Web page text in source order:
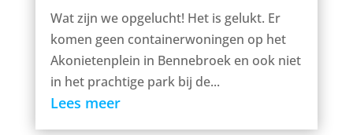
Wat zijn we opgelucht! Het is gelukt. Er
komen geen containerwoningen op het
Akonietenplein in Bennebroek en ook niet
in het prachtige park bij de...
Lees meer